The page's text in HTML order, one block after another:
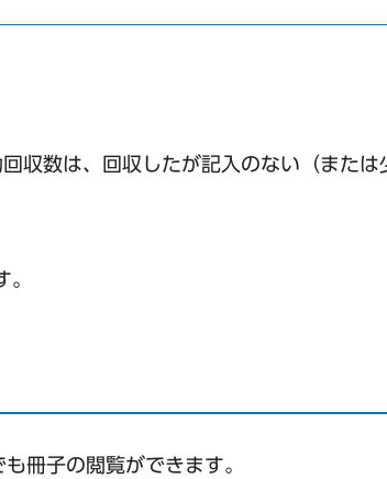
数は、回収したが記入のない（または
冊子の閲覧ができます。